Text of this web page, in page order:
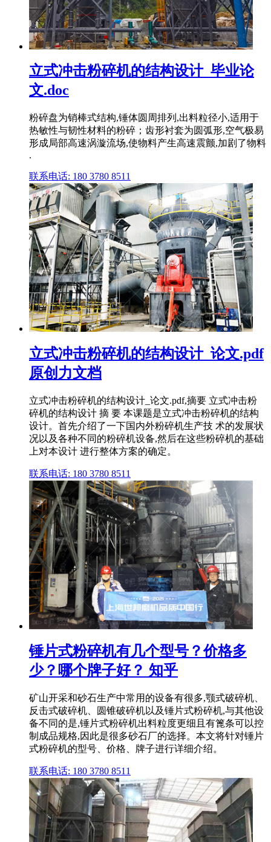
立式冲击粉碎机的结构设计_毕业论
文.doc
粉碎盘为销棒式结构,锤体圆周排列,出料粒径小,适用于
热敏性与韧性材料的粉碎；齿形衬套为圆弧形,空气极易
形成局部高速涡漩流场,使物料产生高速震颤,加剧了物料
.
联系电话: 180 3780 8511
立式冲击粉碎机的结构设计_论文.pdf
原创力文档
立式冲击粉碎机的结构设计_论文.pdf,摘要 立式冲击粉
碎机的结构设计 摘 要 本课题是立式冲击粉碎机的结构
设计。首先介绍了一下国内外粉碎机生产技 术的发展状
况以及各种不同的粉碎机设备,然后在这些粉碎机的基础
上对本设计 进行整体方案的确定。
联系电话: 180 3780 8511
锤片式粉碎机有几个型号？价格多
少？哪个牌子好？ 知乎
矿山开采和砂石生产中常用的设备有很多,颚式破碎机、
反击式破碎机、圆锥破碎机以及锤片式粉碎机,与其他设
备不同的是,锤片式粉碎机出料粒度更细且有篦条可以控
制成品规格,因此是很多砂石厂的选择。本文将针对锤片
式粉碎机的型号、价格、牌子进行详细介绍。
联系电话: 180 3780 8511